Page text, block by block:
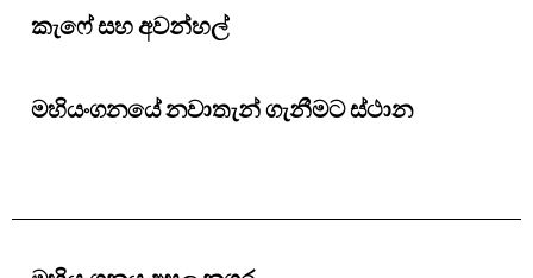
කැෆේ සහ අවන්හල්
මහියංගනයේ නවාතැන් ගැනීමට ස්ථාන